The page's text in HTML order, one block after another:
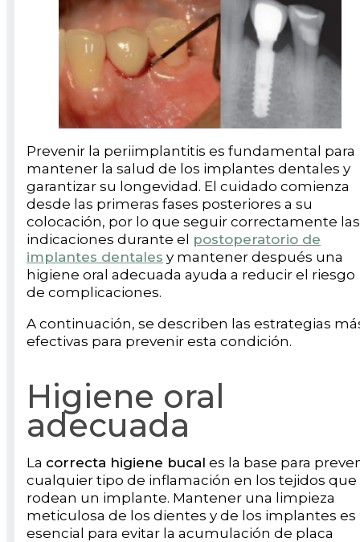
Prevenir la periimplantitis es fundamental para
mantener la salud de los implantes dentales y
garantizar su longevidad. El cuidado comienza
desde las primeras fases posteriores a su
colocación, por lo que seguir correctamente las
indicaciones durante el postoperatorio de
implantes dentales y mantener después una
higiene oral adecuada ayuda a reducir el riesgo
de complicaciones.
A continuación, se describen las estrategias
efectivas para prevenir esta condición.
Higiene oral
adecuada
La correcta higiene bucal es la base para
cualquier tipo de inflamación en los tejidos que
rodean un implante. Mantener una limpieza
meticulosa de los dientes y de los implantes es
esencial para evitar la acumulación de placa